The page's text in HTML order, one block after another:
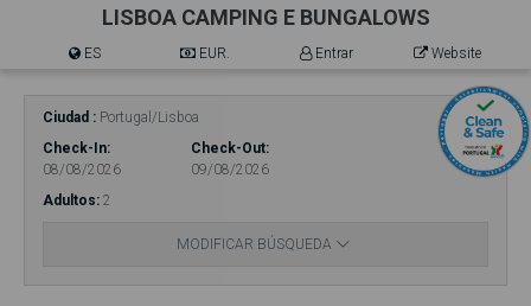
LISBOA CAMPING E BUNGALOWS
ES EUR. Entrar Website
Ciudad
Portugal/Lisboa
Check-In
08/08/2026
Check-Out
09/08/2026
Adultos 2
MODIFICAR BÚSQUEDA